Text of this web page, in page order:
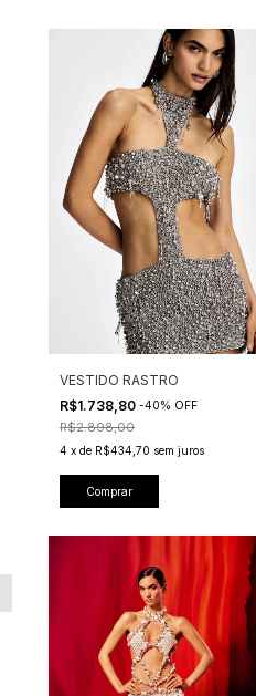
VESTIDO RASTRO
R$1.738,80 -40% OFF
R$2.898,00
4 x de R$434,70 sem juros
Comprar